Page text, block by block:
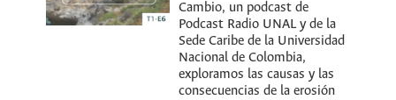
Cambio, un podcast de
Podcast Radio UNAL y de la
Sede Caribe de la Universidad
Nacional de Colombia,
exploramos las causas y las
consecuencias de la erosión